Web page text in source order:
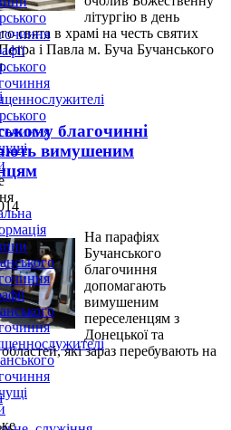
літургію в день
свята в храмі на честь святих
і Павла м. Буча Бучанського
благочинні
вимушеним
На парафіях
Бучанського
благочиння
допомагають
вимушеним
переселенцям з
Донецької та
які зараз перебувають на